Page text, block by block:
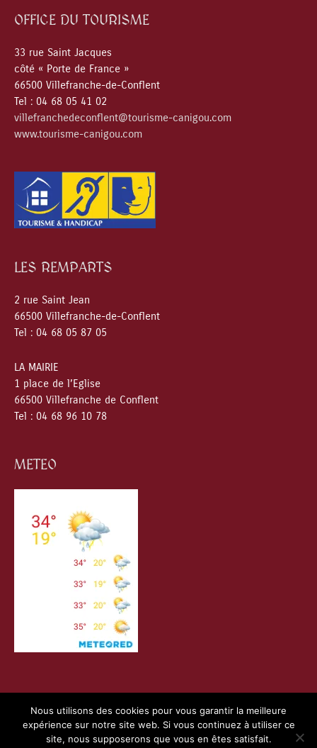
OFFICE DU TOURISME
33 rue Saint Jacques
côté « Porte de France »
66500 Villefranche-de-Conflent
Tel : 04 68 05 41 02
villefranchedeconflent@tourisme-canigou.com
www.tourisme-canigou.com
LES REMPARTS
2 rue Saint Jean
66500 Villefranche-de-Conflent
Tel : 04 68 05 87 05
LA MAIRIE
1 place de l’Eglise
66500 Villefranche de Conflent
Tel : 04 68 96 10 78
METEO
Copyright © 2026 Villefranche de Conflent
| Création
Nous utilisons des cookies pour vous garantir la meilleure
expérience sur notre site web. Si vous continuez à utiliser ce
site, nous supposerons que vous en êtes satisfait.